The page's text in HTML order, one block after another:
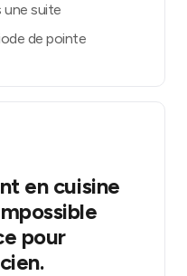
une suite
de pointe
en cuisine
pour